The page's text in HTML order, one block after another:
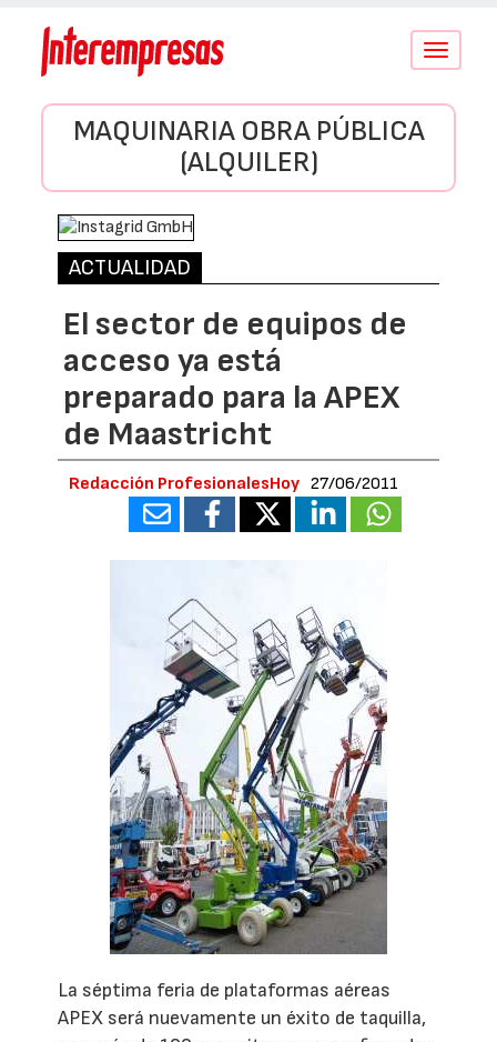
Conmutar
MAQUINARIA OBRA PÚBLICA
(ALQUILER)
ACTUALIDAD
El sector de equipos de
acceso ya está
preparado para la APEX
de Maastricht
Redacción ProfesionalesHoy 27/06/2011
La séptima feria de plataformas aéreas
APEX será nuevamente un éxito de taquilla,